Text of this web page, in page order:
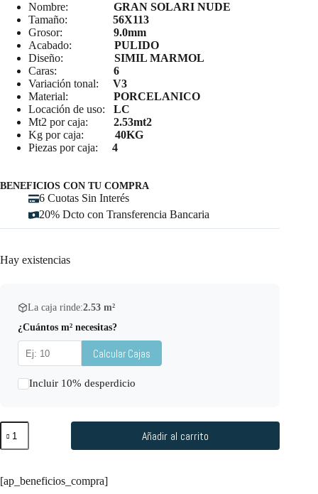
Nombre: GRAN SOLARI NUDE
Tamaño: 56X113
Grosor: 9.0mm
Acabado: PULIDO
Diseño: SIMIL MARMOL
Caras: 6
Variación tonal: V3
Material: PORCELANICO
Locación de uso: LC
Mt2 por caja: 2.53mt2
Kg por caja: 40KG
Piezas por caja: 4
BENEFICIOS CON TU COMPRA
6 Cuotas Sin Interés
20% Dcto con Transferencia Bancaria
Hay existencias
La caja rinde:2.53 m²
¿Cuántos m² necesitas?
Calcular Cajas
Incluir 10% desperdicio
Añadir al carrito
[ap_beneficios_compra]